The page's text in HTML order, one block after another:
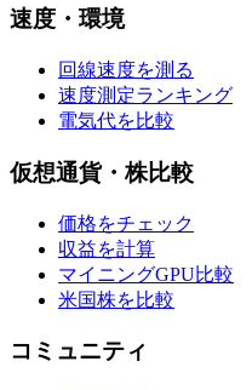
速度・環境
回線速度を測る
速度測定ランキング
電気代を比較
仮想通貨・株比較
価格をチェック
収益を計算
マイニングGPU比較
米国株を比較
コミュニティ